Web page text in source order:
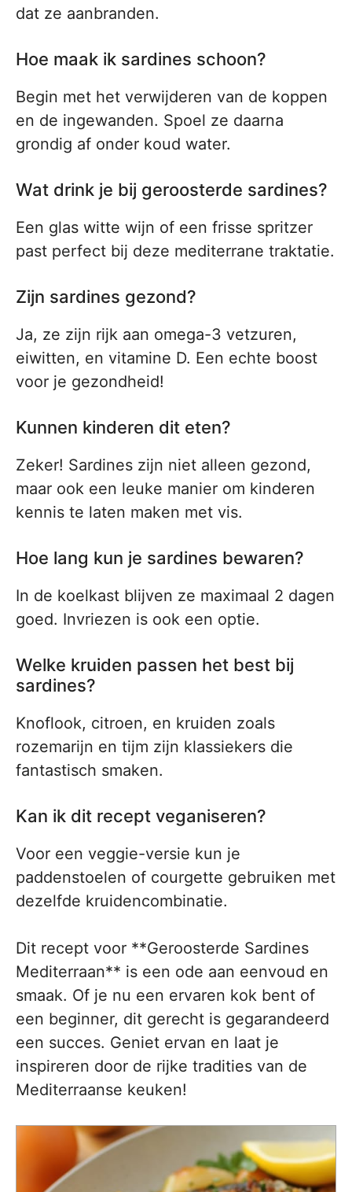
dat ze aanbranden.
Hoe maak ik sardines schoon?
Begin met het verwijderen van de koppen
en de ingewanden. Spoel ze daarna
grondig af onder koud water.
Wat drink je bij geroosterde sardines?
Een glas witte wijn of een frisse spritzer
past perfect bij deze mediterrane traktatie.
Zijn sardines gezond?
Ja, ze zijn rijk aan omega-3 vetzuren,
eiwitten, en vitamine D. Een echte boost
voor je gezondheid!
Kunnen kinderen dit eten?
Zeker! Sardines zijn niet alleen gezond,
maar ook een leuke manier om kinderen
kennis te laten maken met vis.
Hoe lang kun je sardines bewaren?
In de koelkast blijven ze maximaal 2 dagen
goed. Invriezen is ook een optie.
Welke kruiden passen het best bij
sardines?
Knoflook, citroen, en kruiden zoals
rozemarijn en tijm zijn klassiekers die
fantastisch smaken.
Kan ik dit recept veganiseren?
Voor een veggie-versie kun je
paddenstoelen of courgette gebruiken met
dezelfde kruidencombinatie.
Dit recept voor **Geroosterde Sardines
Mediterraan** is een ode aan eenvoud en
smaak. Of je nu een ervaren kok bent of
een beginner, dit gerecht is gegarandeerd
een succes. Geniet ervan en laat je
inspireren door de rijke tradities van de
Mediterraanse keuken!